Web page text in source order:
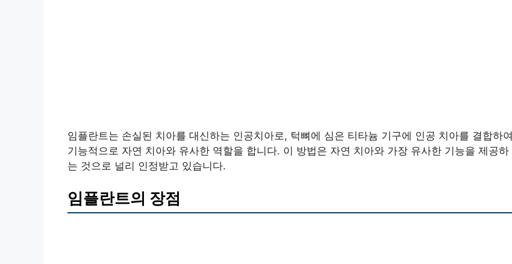
임플란트는 손실된 치아를 대신하는 인공치아로, 턱뼈에 심은 티타늄 기구에 인공 치아를 결합하여
기능적으로 자연 치아와 유사한 역할을 합니다. 이 방법은 자연 치아와 가장 유사한 기능을 제공하
는 것으로 널리 인정받고 있습니다.
임플란트의 장점